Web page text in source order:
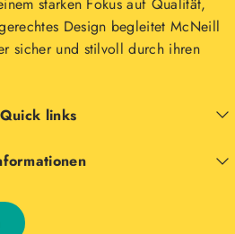
Design begleitet McNeill
sicher und stilvoll durch ihren
Quick links